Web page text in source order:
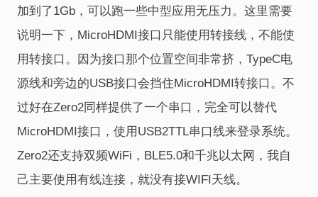
加到了1Gb，可以跑一些中型应用无压力。这里需要
说明一下，MicroHDMI接口只能使用转接线，不能使
用转接口。因为接口那个位置空间非常挤，TypeC电
源线和旁边的USB接口会挡住MicroHDMI转接口。不
过好在Zero2同样提供了一个串口，完全可以替代
MicroHDMI接口，使用USB2TTL串口线来登录系统。
Zero2还支持双频WiFi，BLE5.0和千兆以太网，我自
己主要使用有线连接，就没有接WIFI天线。